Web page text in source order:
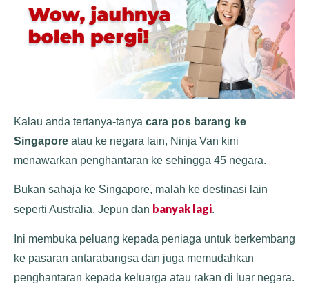
Kalau anda tertanya-tanya cara pos barang ke
Singapore atau ke negara lain, Ninja Van kini
menawarkan penghantaran ke sehingga 45 negara.
Bukan sahaja ke Singapore, malah ke destinasi lain
seperti Australia, Jepun dan banyak lagi.
Ini membuka peluang kepada peniaga untuk berkembang
ke pasaran antarabangsa dan juga memudahkan
penghantaran kepada keluarga atau rakan di luar negara.